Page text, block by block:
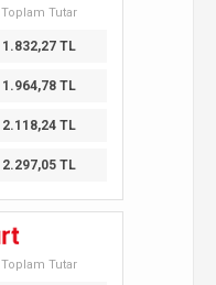
Toplam Tutar
1.832,27 TL
1.964,78 TL
2.118,24 TL
2.297,05 TL
Toplam Tutar